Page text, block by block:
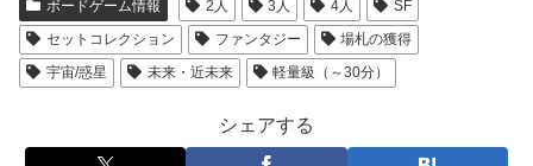
ボードゲーム情報 2人 3人 4人
SF
セットコレクション
ファンタジー
場札の獲得
宇宙/惑星
未来・近未来 軽量級（～30分）
シェアする